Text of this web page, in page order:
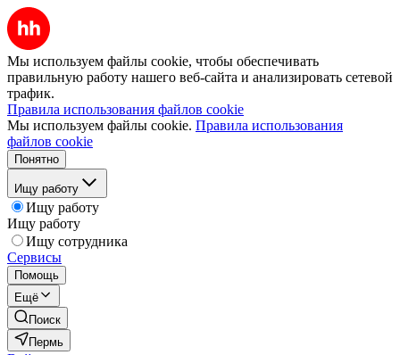
Мы используем файлы cookie, чтобы обеспечивать
правильную работу нашего веб-сайта и анализировать сетевой
трафик.
Правила использования файлов cookie
Мы используем файлы cookie. Правила использования
файлов cookie
Понятно
Ищу работу
Ищу работу
Ищу работу
Ищу сотрудника
Сервисы
Помощь
Ещё
Поиск
Пермь